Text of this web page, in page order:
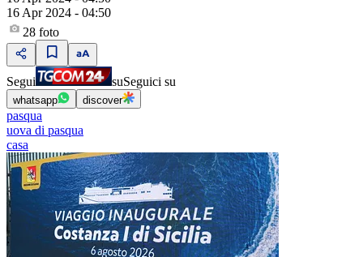
16 Apr 2024 - 04:50
28 foto
Segui suSeguici su
whatsapp discover
pasqua
uova di pasqua
casa